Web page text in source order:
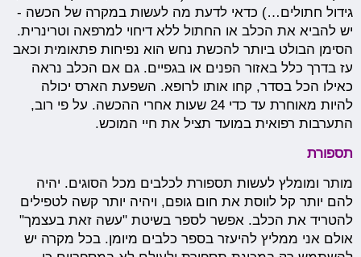
גידול חתולים…) כדאי לדעת מה לעשות במקרה של הכשה -
יש להביא את הכלב או החתול ללא דיחוי למרפאה וטרינרית.
הסימן הבולט ביותר להכשת נחש הוא נפיחות פתאומית וכאב
עז בדרך כלל באזור הפנים או בגפיים. גם אם הכלב נראה
כאילו הכל בסדר, קחו אותו לרופא. השפעת הארס יכולה
להיות מאוחרת עד כדי 24 שעות אחרי ההכשה. על פי רוב,
התערבות רפואית במועד תציל את חיי המוכש.
תספורת
מותר ומומלץ לעשות תספורת לכלבים מכל הסוגים. יהיה
להם יותר קל לווסת את חום גופם, ויהיה יותר קשה לטפילים
להטריד את הכלב. אפשר לספר בשיטת "עשה זאת בעצמך"
אולם אני ממליץ להיעזר בספר כלבים מיומן. בכל מקרה יש